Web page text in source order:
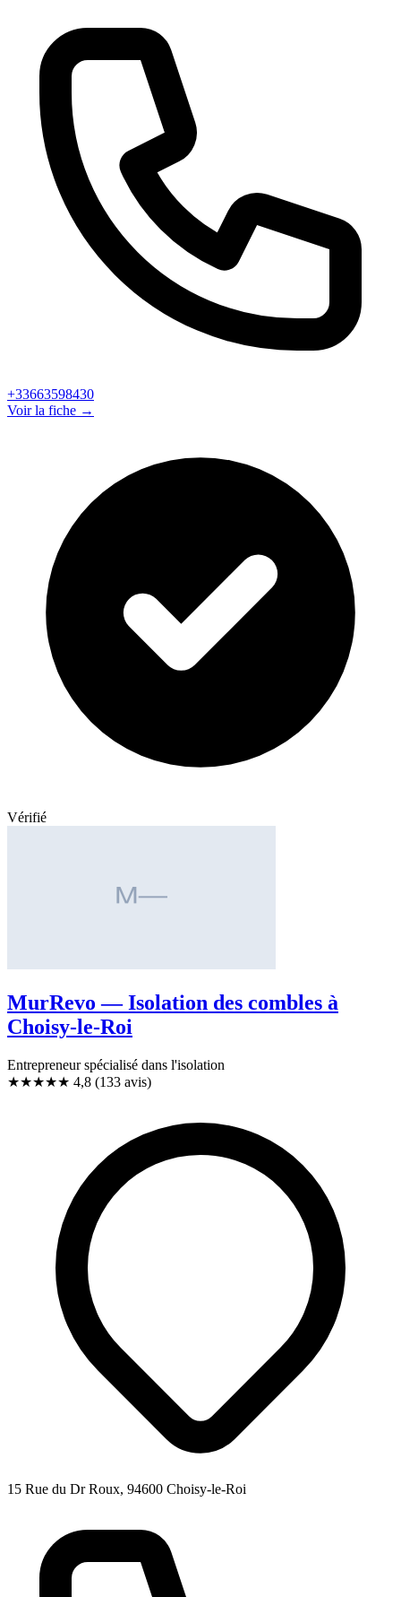
+33663598430
Voir la fiche →
Vérifié
MurRevo — Isolation des combles à
Choisy-le-Roi
Entrepreneur spécialisé dans l'isolation
★★★★★ 4,8 (133 avis)
15 Rue du Dr Roux, 94600 Choisy-le-Roi